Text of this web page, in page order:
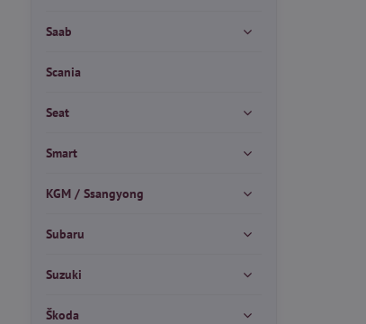
Saab
Scania
Seat
Smart
KGM / Ssangyong
Subaru
Suzuki
Škoda